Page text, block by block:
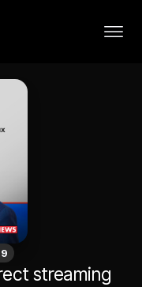
streaming